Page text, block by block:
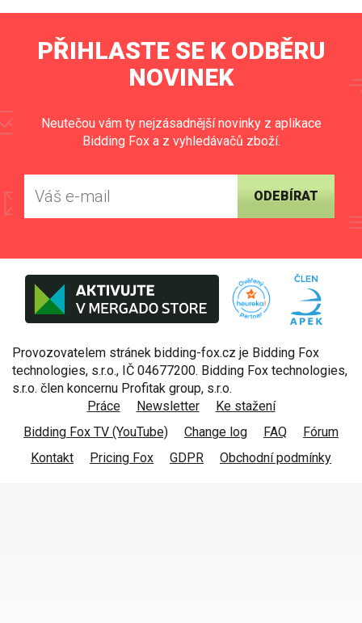
PŘIHLASTE SE K ODBĚRU
NOVINEK
Neutečou vám ty nejzásadnější novinky z aplikace
Bidding Fox a z vyhledávačů zboží.
ODEBÍRAT
Provozovatelem stránek bidding-fox.cz je Bidding Fox
technologies, s.r.o., IČ 04677200. Bidding Fox technologies,
s.r.o. člen koncernu Profitak group, s.r.o.
Práce
Newsletter
Ke stažení
Bidding Fox TV (YouTube)
Change log FAQ
Fórum
Kontakt
Pricing Fox GDPR Obchodní podmínky